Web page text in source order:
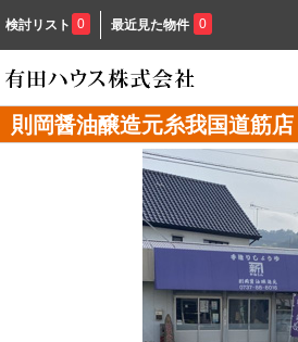
検討リスト 0 最近見た物件 0
則岡醤油醸造元糸我国道筋店